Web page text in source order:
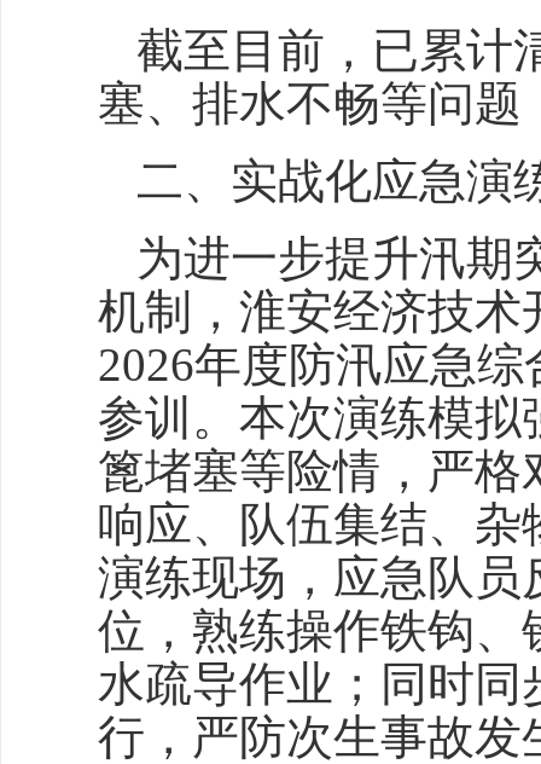
截至目前，已累计
塞、排水不畅等问题
二、实战化应急演
为进一步提升汛期
机制，淮安经济技
2026年度防汛应急
参训。本次演练模
篦堵塞等险情，严
响应、队伍集结、
演练现场，应急队
位，熟练操作铁钩
水疏导作业；同时
行，严防次生事故发